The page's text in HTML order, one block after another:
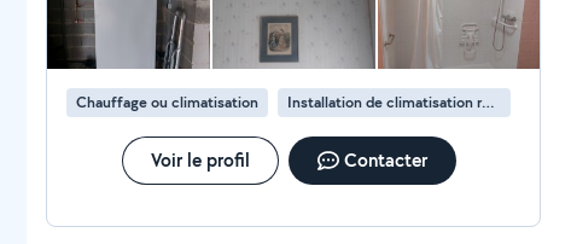
Chauffage ou climatisation Installation de climatisation réversible
Voir le profil Contacter